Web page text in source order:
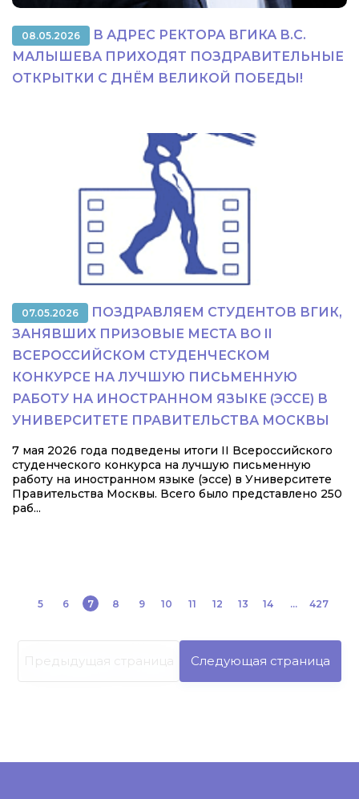
08.05.2026
В АДРЕС РЕКТОРА ВГИКА В.С.
МАЛЫШЕВА ПРИХОДЯТ ПОЗДРАВИТЕЛЬНЫЕ
ОТКРЫТКИ С ДНЁМ ВЕЛИКОЙ ПОБЕДЫ!
07.05.2026
ПОЗДРАВЛЯЕМ СТУДЕНТОВ ВГИК,
ЗАНЯВШИХ ПРИЗОВЫЕ МЕСТА ВО II
ВСЕРОССИЙСКОМ СТУДЕНЧЕСКОМ
КОНКУРСЕ НА ЛУЧШУЮ ПИСЬМЕННУЮ
РАБОТУ НА ИНОСТРАННОМ ЯЗЫКЕ (ЭССЕ) В
УНИВЕРСИТЕТЕ ПРАВИТЕЛЬСТВА МОСКВЫ
7 мая 2026 года подведены итоги II Всероссийского
студенческого конкурса на лучшую письменную
работу на иностранном языке (эссе) в Университете
Правительства Москвы. Всего было представлено 250
раб...
5 6 7 8 9 10 11 12 13 14 ... 427
Предыдущая страница Следующая страница